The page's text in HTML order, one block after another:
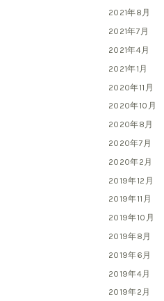
2021年8月
2021年7月
2021年4月
2021年1月
2020年11月
2020年10月
2020年8月
2020年7月
2020年2月
2019年12月
2019年11月
2019年10月
2019年8月
2019年6月
2019年4月
2019年2月